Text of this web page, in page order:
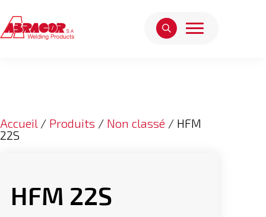
Accueil / Produits / Non classé / HFM
22S
HFM 22S